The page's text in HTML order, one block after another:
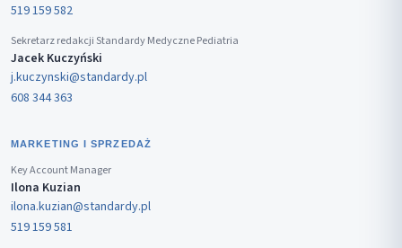
519 159 582
Sekretarz redakcji Standardy Medyczne Pediatria
Jacek Kuczyński
j.kuczynski@standardy.pl
608 344 363
MARKETING I SPRZEDAŻ
Key Account Manager
Ilona Kuzian
ilona.kuzian@standardy.pl
519 159 581